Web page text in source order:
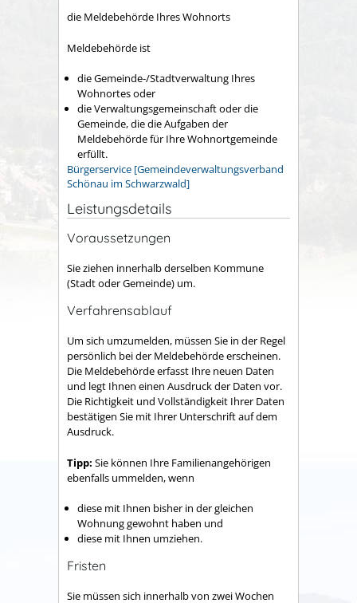
die Meldebehörde Ihres Wohnorts
Meldebehörde ist
die Gemeinde-/Stadtverwaltung Ihres
Wohnortes oder
die Verwaltungsgemeinschaft oder die
Gemeinde, die die Aufgaben der
Meldebehörde für Ihre Wohnortgemeinde
erfüllt.
Bürgerservice [Gemeindeverwaltungsverband
Schönau im Schwarzwald]
Leistungsdetails
Voraussetzungen
Sie ziehen innerhalb derselben Kommune
(Stadt oder Gemeinde) um.
Verfahrensablauf
Um sich umzumelden, müssen Sie in der Regel
persönlich bei der Meldebehörde erscheinen.
Die Meldebehörde erfasst Ihre neuen Daten
und legt Ihnen einen Ausdruck der Daten vor.
Die Richtigkeit und Vollständigkeit Ihrer Daten
bestätigen Sie mit Ihrer Unterschrift auf dem
Ausdruck.
Tipp: Sie können Ihre Familienangehörigen
ebenfalls ummelden, wenn
diese mit Ihnen bisher in der gleichen
Wohnung gewohnt haben und
diese mit Ihnen umziehen.
Fristen
Sie müssen sich innerhalb von zwei Wochen